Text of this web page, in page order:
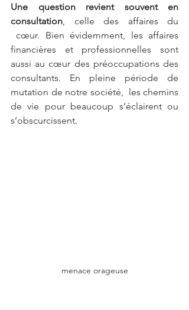
Une question revient souvent en
consultation
cœur. Bien évidemment, les affaires
financières et professionnelles sont
aussi au cœur des préoccupations des
consultants. En pleine période de
mutation de notre société,  les chemins
de vie pour beaucoup s’éclairent ou
s’obscurcissent.
menace orageuse